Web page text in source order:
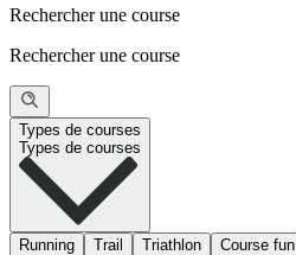
Rechercher une course
Rechercher une course
Types de courses
Types de courses
Running Trail Triathlon Course fun